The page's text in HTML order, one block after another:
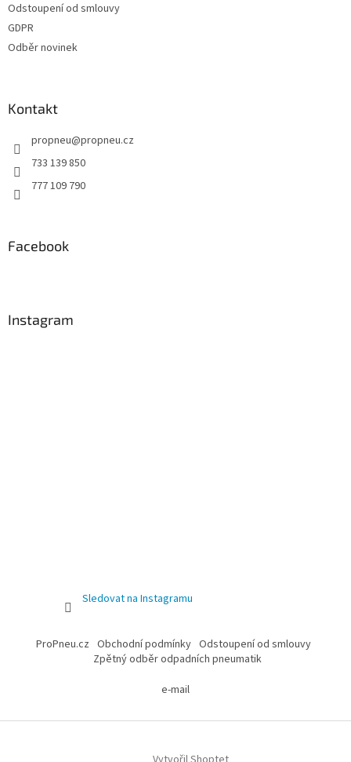
Odstoupení od smlouvy
GDPR
Odběr novinek
Kontakt
propneu@propneu.cz
733 139 850
777 109 790
Facebook
Instagram
Sledovat na Instagramu
ProPneu.cz Obchodní podmínky Odstoupení od smlouvy
Zpětný odběr odpadních pneumatik
e-mail